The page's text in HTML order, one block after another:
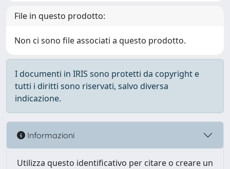
File in questo prodotto:
Non ci sono file associati a questo prodotto.
I documenti in IRIS sono protetti da copyright e
tutti i diritti sono riservati, salvo diversa
indicazione.
Informazioni
Utilizza questo identificativo per citare o creare un